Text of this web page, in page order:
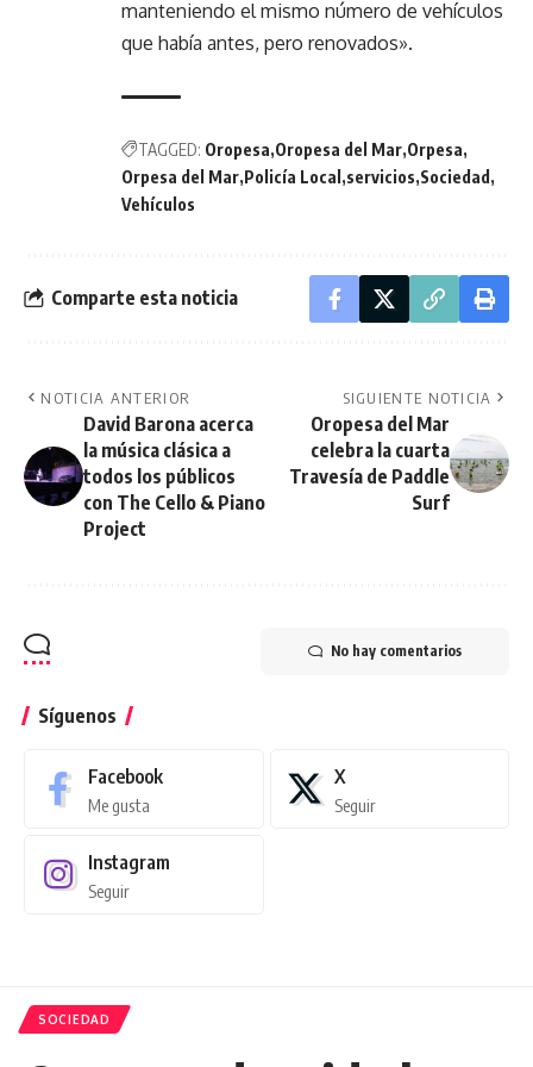
manteniendo el mismo número de vehículos
que había antes, pero renovados».
TAGGED: Oropesa Oropesa del Mar Orpesa
Orpesa del Mar Policía Local servicios Sociedad
Vehículos
Comparte esta noticia
NOTICIA ANTERIOR
David Barona acerca
la música clásica a
todos los públicos
con The Cello & Piano
Project
SIGUIENTE NOTICIA
Oropesa del Mar
celebra la cuarta
Travesía de Paddle
Surf
No hay comentarios
Síguenos
Facebook
Me gusta
X
Seguir
Instagram
Seguir
SOCIEDAD